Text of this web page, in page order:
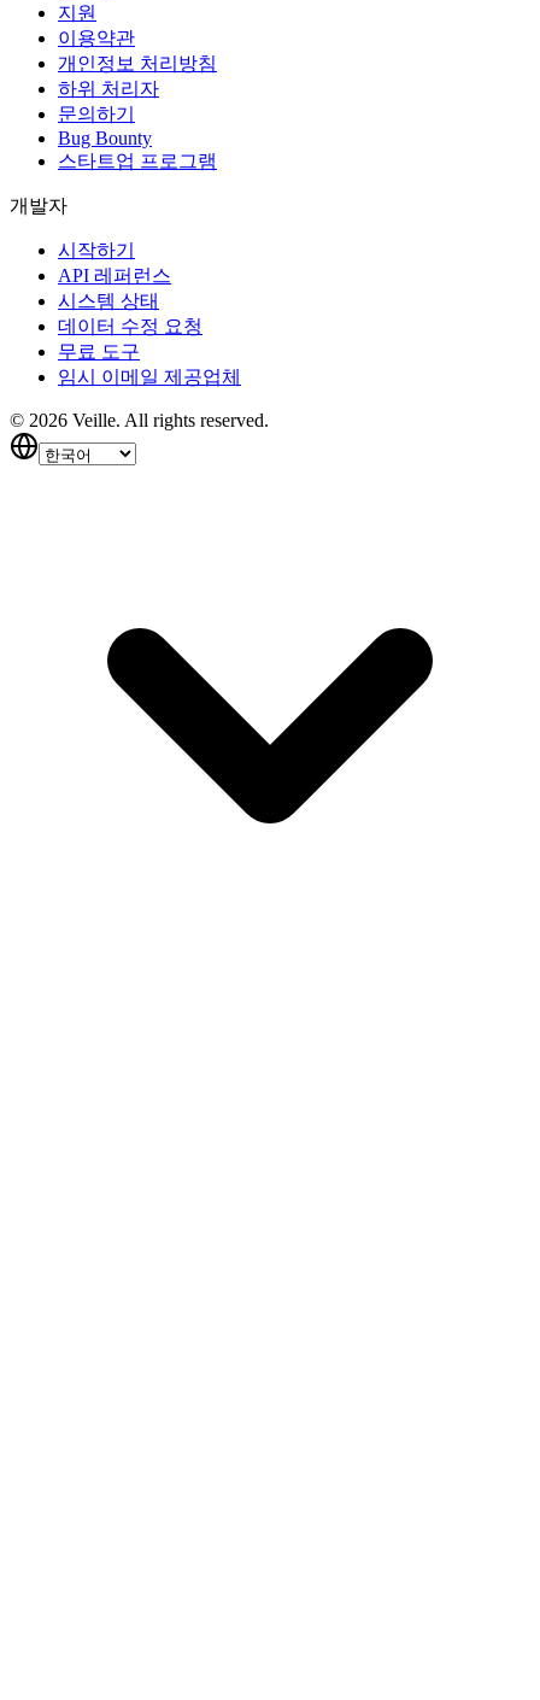
지원
이용약관
개인정보 처리방침
하위 처리자
문의하기
Bug Bounty
스타트업 프로그램
개발자
시작하기
API 레퍼런스
시스템 상태
데이터 수정 요청
무료 도구
임시 이메일 제공업체
© 2026 Veille. All rights reserved.